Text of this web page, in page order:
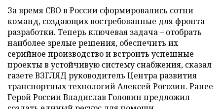
За время СВО в России сформировались сотни
команд, создающих востребованные для фронта
разработки. Теперь ключевая задача – отобрать
наиболее зрелые решения, обеспечить их
серийное производство и встроить успешные
проекты в устойчивую систему снабжения, сказал
газете ВЗГЛЯД руководитель Центра развития
транспортных технологий Алексей Рогозин. Ранее
Герой России Владислав Головин предложил